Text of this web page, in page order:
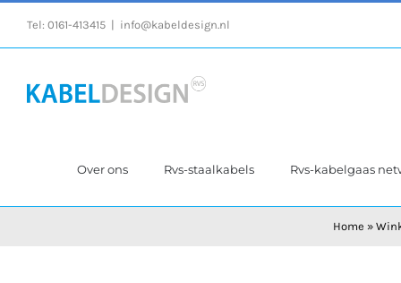
Tel: 0161-413415 info@kabeldesign.nl
Over ons Rvs-staalkabels Rvs-kabelgaas
Home »